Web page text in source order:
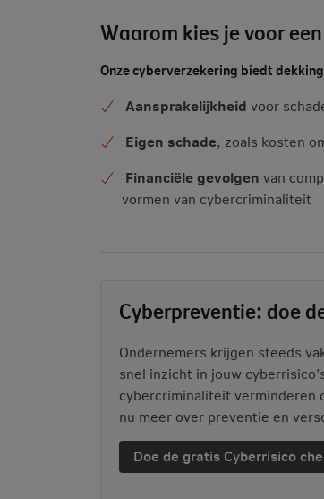
Waarom kies je voor
Onze cyberverzekering biedt
Aansprakelijkheid voor
Eigen schade, zoals kosten
Financiële gevolgen van
vormen van cybercriminaliteit
Cyberpreventie: doe
Ondernemers krijgen steeds
snel inzicht in jouw
cybercriminaliteit verminderen
nu meer over preventie en
Doe de gratis Cyberrisico